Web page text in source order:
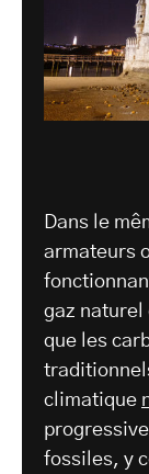
Dans le
armateurs
gaz naturel
que les
climatique
fossiles, y